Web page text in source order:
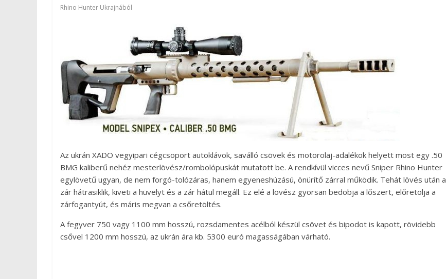
Rhino Hunter Ukrajnából
Az ukrán XADO vegyipari cégcsoport autoklávok, saválló csövek és motorolaj-adalékok helyett most egy .50
BMG kaliberű nehéz mesterlövész/rombolópuskát mutatott be. A rendkívül vicces nevű Sniper Rhino Hunter
egylövetű ugyan, de nem forgó-tolózáras, hanem egyeneshúzású, önürítő zárral működik. Tehát lövés után a
zár hátrasiklik, kiveti a hüvelyt és a zár hátul megáll. Ez elé a lövész gyorsan bedobja a lőszert, előretolja a
zárfogantyút, és máris megvan a csőretöltés.
A fegyver 750 vagy 1100 mm hosszú, rozsdamentes acélból készül csövet és bipodot is kapott, rövidebb
csővel 1200 mm hosszú, az ukrán ára kb. 5300 euró magasságában várható.